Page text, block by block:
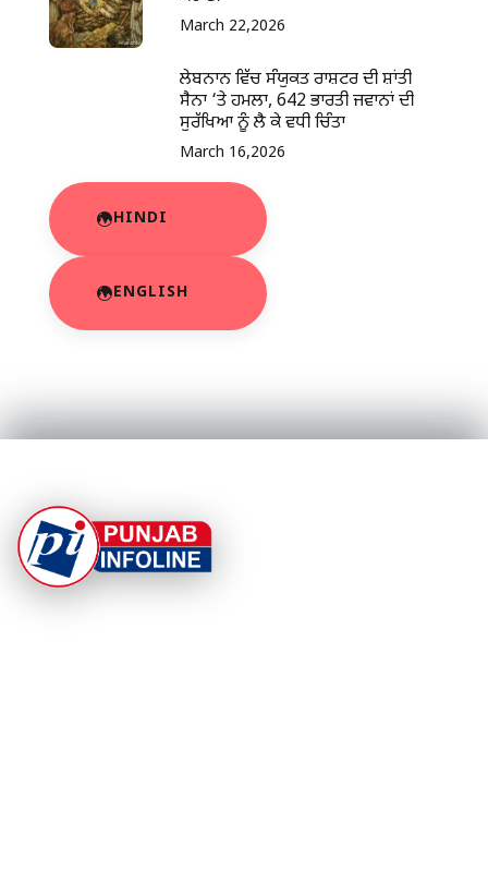
March 22,2026
ਲੇਬਨਾਨ ਵਿੱਚ ਸੰਯੁਕਤ ਰਾਸ਼ਟਰ ਦੀ ਸ਼ਾਂਤੀ
ਸੈਨਾ ‘ਤੇ ਹਮਲਾ, 642 ਭਾਰਤੀ ਜਵਾਨਾਂ ਦੀ
ਸੁਰੱਖਿਆ ਨੂੰ ਲੈ ਕੇ ਵਧੀ ਚਿੰਤਾ
March 16,2026
HINDI
ENGLISH